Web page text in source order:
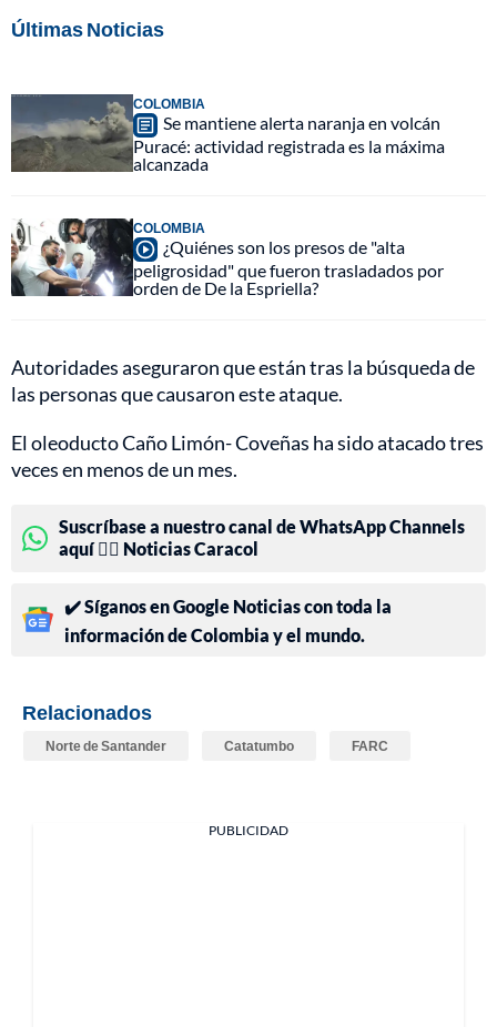
Últimas Noticias
COLOMBIA
Se mantiene alerta naranja en volcán
Puracé: actividad registrada es la máxima
alcanzada
COLOMBIA
¿Quiénes son los presos de "alta
peligrosidad" que fueron trasladados por
orden de De la Espriella?
Autoridades aseguraron que están tras la búsqueda de
las personas que causaron este ataque.
El oleoducto Caño Limón- Coveñas ha sido atacado tres
veces en menos de un mes.
Suscríbase a nuestro canal de WhatsApp Channels
aquí 👉🏻 Noticias Caracol
✔️ Síganos en Google Noticias con toda la
información de Colombia y el mundo.
Relacionados
Norte de Santander Catatumbo FARC
PUBLICIDAD